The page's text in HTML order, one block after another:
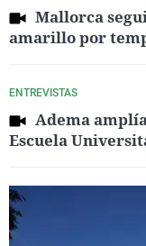
Mallorca
amarillo por
ENTREVISTAS
Adema
Escuela